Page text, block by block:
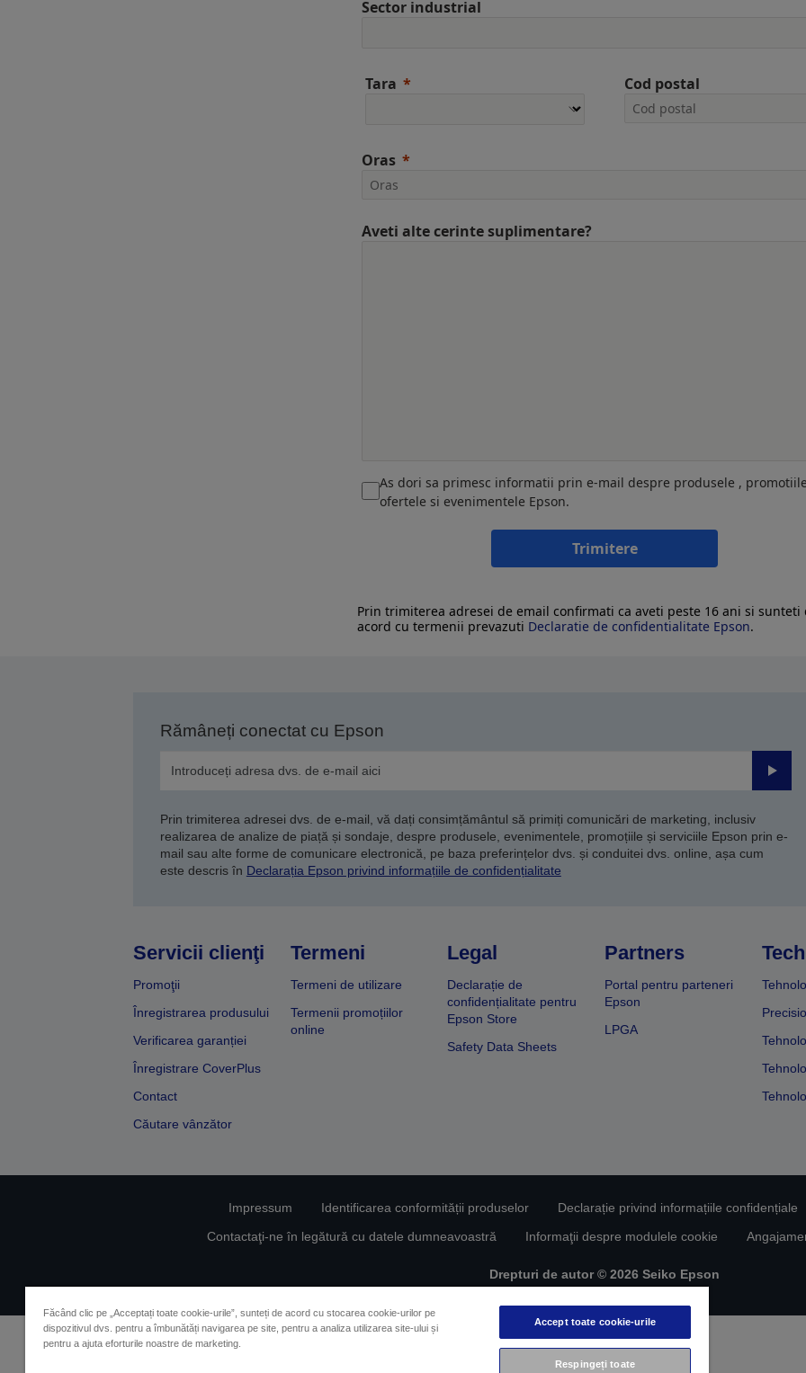
Sector industrial
Tara Cod postal
Oras
Aveti alte cerinte suplimentare?
As dori sa primesc informatii prin e-mail despre produsele ,
ofertele si evenimentele Epson.
Trimitere
Prin trimiterea adresei de email confirmati ca aveti peste 16 ani si sunteti
acord cu termenii prevazuti Declaratie de confidentialitate Epson.
Rămâneți conectat cu Epson
Prin trimiterea adresei dvs. de e-mail, vă dați consimțământul să primiți comunicări de marketing, inclusiv
realizarea de analize de piață și sondaje, despre produsele, evenimentele, promoțiile și serviciile Epson prin e-
mail sau alte forme de comunicare electronică, pe baza preferințelor dvs. și conduitei dvs. online, așa cum
este descris în Declarația Epson privind informațiile de confidențialitate
Servicii clienţi
Promoţii
Înregistrarea produsului
Verificarea garanției
Înregistrare CoverPlus
Contact
Căutare vânzător
Termeni
Termeni de utilizare
Termenii promoțiilor
online
Legal
Declarație de
confidențialitate pentru
Epson Store
Safety Data Sheets
Partners
Portal pentru parteneri
Epson
LPGA
Impressum Identificarea conformității produselor
Declarație privind informațiile confidențiale
Contactaţi-ne în legătură cu datele dumneavoastră
Informaţii despre modulele cookie
Drepturi de autor © 2026 Seiko Epson
Făcând clic pe „Acceptați toate cookie-urile”, sunteți de acord cu stocarea cookie-urilor pe
dispozitivul dvs. pentru a îmbunătăți navigarea pe site, pentru a analiza utilizarea site-ului și
pentru a ajuta eforturile noastre de marketing.
Accept toate cookie-urile
Respingeți toate